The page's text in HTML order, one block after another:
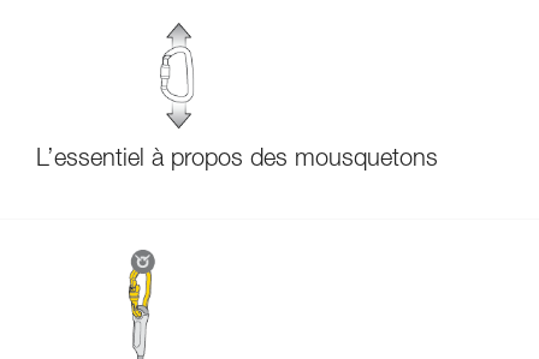
L’essentiel à propos des mousquetons